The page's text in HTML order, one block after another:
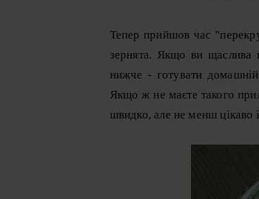
Тепер прийшов час
зернята. Якщо ви щаслива
нижче - готувати
Якщо ж не маєте такого
швидко, але не менш цікаво